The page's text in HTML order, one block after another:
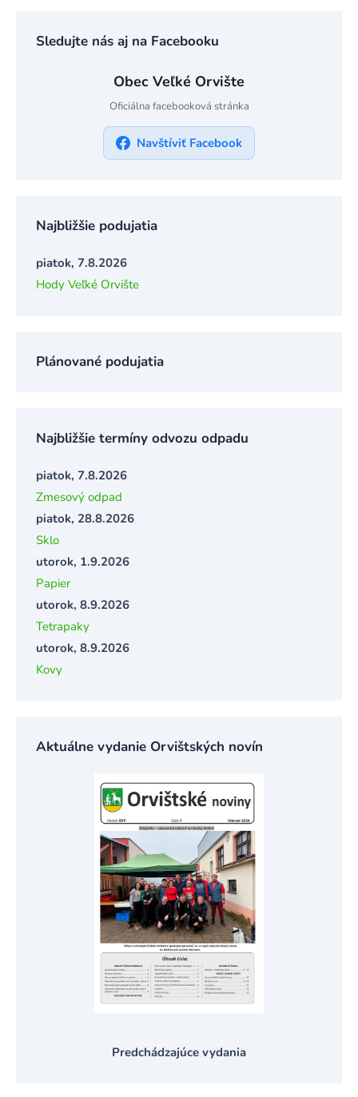
Sledujte nás aj na Facebooku
Obec Veľké Orvište
Oficiálna facebooková stránka
Navštíviť Facebook
Najbližšie podujatia
piatok, 7.8.2026
Hody Veľké Orvište
Plánované podujatia
Najbližšie termíny odvozu odpadu
piatok, 7.8.2026
Zmesový odpad
piatok, 28.8.2026
Sklo
utorok, 1.9.2026
Papier
utorok, 8.9.2026
Tetrapaky
utorok, 8.9.2026
Kovy
Aktuálne vydanie Orvištských novín
Predchádzajúce vydania